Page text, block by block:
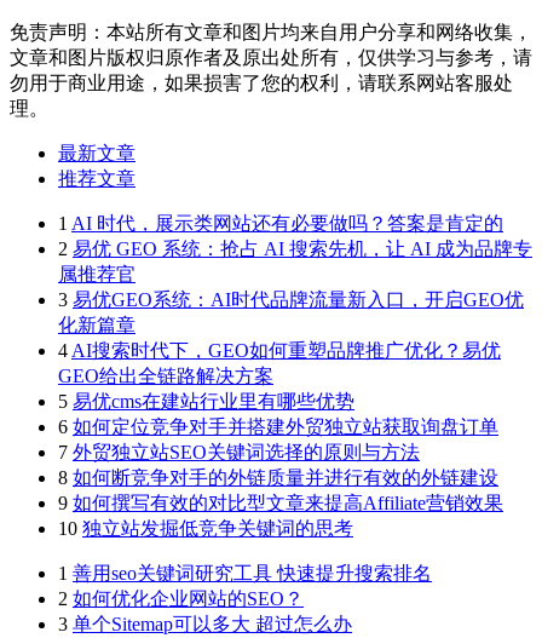
免责声明：本站所有文章和图片均来自用户分享和网络收集，
文章和图片版权归原作者及原出处所有，仅供学习与参考，请
勿用于商业用途，如果损害了您的权利，请联系网站客服处
理。
最新文章
推荐文章
1 AI 时代，展示类网站还有必要做吗？答案是肯定的
2 易优 GEO 系统：抢占 AI 搜索先机，让 AI 成为品牌专
属推荐官
3 易优GEO系统：AI时代品牌流量新入口，开启GEO优
化新篇章
4 AI搜索时代下，GEO如何重塑品牌推广优化？易优
GEO给出全链路解决方案
5 易优cms在建站行业里有哪些优势
6 如何定位竞争对手并搭建外贸独立站获取询盘订单
7 外贸独立站SEO关键词选择的原则与方法
8 如何断竞争对手的外链质量并进行有效的外链建设
9 如何撰写有效的对比型文章来提高Affiliate营销效果
10 独立站发掘低竞争关键词的思考
1 善用seo关键词研究工具 快速提升搜索排名
2 如何优化企业网站的SEO？
3 单个Sitemap可以多大 超过怎么办